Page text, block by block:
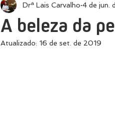
A beleza da
Drª Lais Carvalho 4 de jun.
Atualizado: 16 de set. de 2019